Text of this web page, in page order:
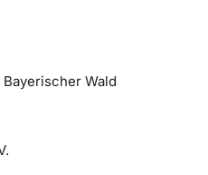
Wald